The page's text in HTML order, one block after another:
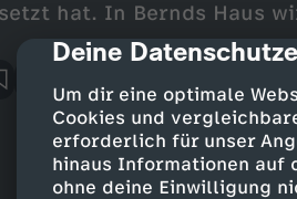
cmp-dialog-
Deine
Um dir eine optimale
Cookies und
erforderlich für unser
hinaus Informationen auf
ohne deine Einwilligung
hat. In Bernds Haus